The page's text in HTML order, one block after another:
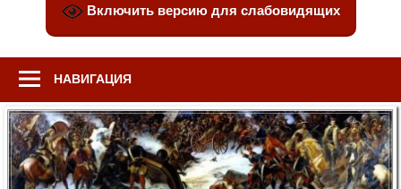
Включить версию для слабовидящих
НАВИГАЦИЯ